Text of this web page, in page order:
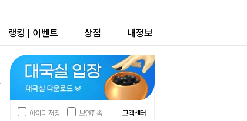
랭킹 | 이벤트 상점 내정보
아이디 저장 보안접속 고객센터